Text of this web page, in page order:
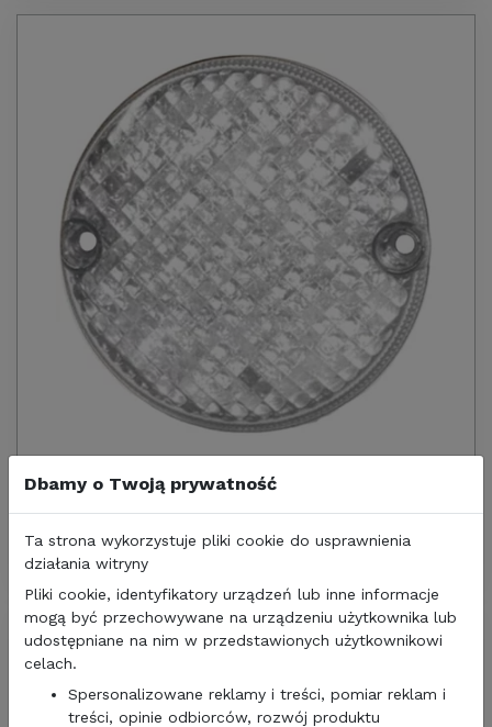
465,00 zł 378,05 zł/netto
LAMPA TYŁ KAMPER JOKON 720 LED RFL
PRZEŹROCZYSTA
Dbamy o Twoją prywatność
Ta strona wykorzystuje pliki cookie do usprawnienia
działania witryny
Pliki cookie, identyfikatory urządzeń lub inne informacje
mogą być przechowywane na urządzeniu użytkownika lub
udostępniane na nim w przedstawionych użytkownikowi
celach.
Spersonalizowane reklamy i treści, pomiar reklam i
treści, opinie odbiorców, rozwój produktu